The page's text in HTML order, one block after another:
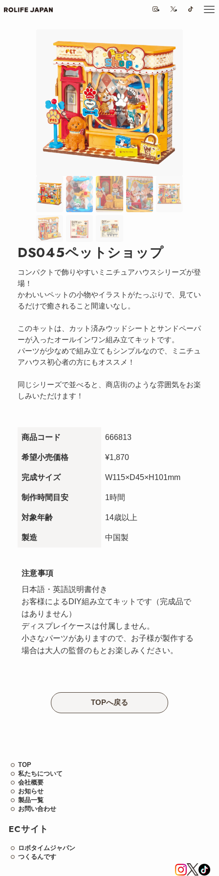
DS045ペットショップ
コンパクトで飾りやすいミニチュアハウスシリーズが登
場！
かわいいペットの小物やイラストがたっぷりで、見てい
るだけで癒されること間違いなし。
このキットは、カット済みウッドシートとサンドペーパ
ーが入ったオールインワン組み立てキットです。
パーツが少なめで組み立てもシンプルなので、ミニチュ
アハウス初心者の方にもオススメ！
同じシリーズで並べると、商店街のような雰囲気をお楽
しみいただけます！
商品コード 666813
希望小売価格 ¥1,870
完成サイズ W115×D45×H101mm
制作時間目安 1時間
対象年齢 14歳以上
製造 中国製
注意事項
日本語・英語説明書付き
お客様によるDIY組み立てキットです（完成品で
はありません）
ディスプレイケースは付属しません。
小さなパーツがありますので、お子様が製作する
場合は大人の監督のもとお楽しみください。
TOPへ戻る
TOP
私たちについて
会社概要
お知らせ
製品一覧
お問い合わせ
ECサイト
ロボタイムジャパン
つくるんです